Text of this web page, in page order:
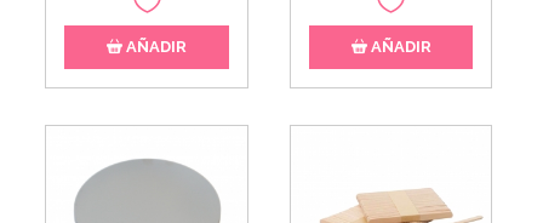
AÑADIR AÑADIR